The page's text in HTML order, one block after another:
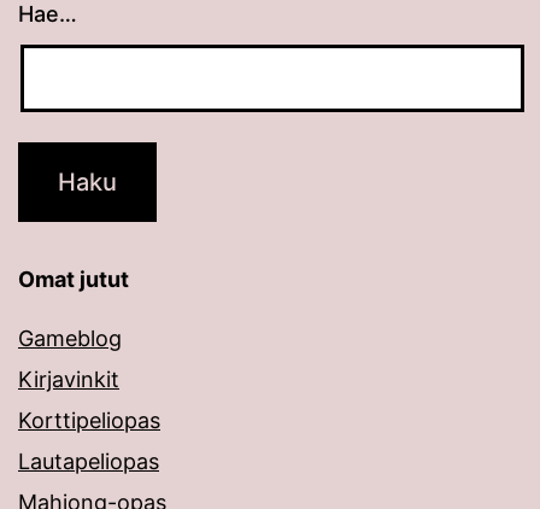
Hae…
Kun tuloksia tulee, voit selata niitä
Omat jutut
Gameblog
Kirjavinkit
Korttipeliopas
Lautapeliopas
Mahjong-opas